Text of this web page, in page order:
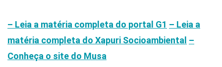
– Leia a matéria completa do portal G1 – Leia a
matéria completa do Xapuri Socioambiental –
Conheça o site do Musa